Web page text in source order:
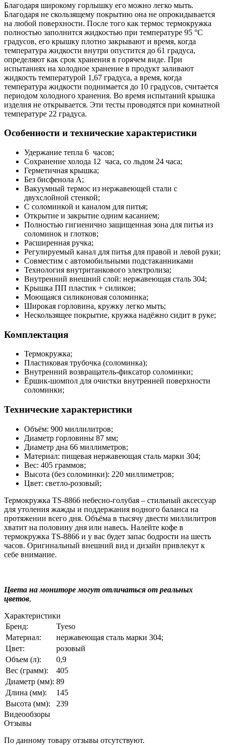
Благодаря широкому горлышку его можно легко мыть.
Благодаря не скользящему покрытию она не опрокидывается
на любой поверхности. После того как термос термокружка
полностью заполнится жидкостью при температуре 95 °C
градусов, его крышку плотно закрывают и время, когда
температура жидкости внутри опустится до 61 градуса,
определяют как срок хранения в горячем виде. При
испытаниях на холодное хранение в продукт заливают
жидкость температурой 1,67 градуса, а время, когда
температура жидкости поднимается до 10 градусов, считается
периодом холодного хранения. Во время испытаний крышка
изделия не открывается. Эти тесты проводятся при комнатной
температуре 22 градуса.
Особенности и технические характеристики
Удержание тепла 6 часов;
Сохранение холода 12 часа, со льдом 24 часа;
Герметичная крышка;
Без бисфенола А;
Вакуумный термос из нержавеющей стали с
двухслойной стенкой;
С соломинкой и каналом для питья;
Открытие и закрытие одним касанием;
Полностью гигиенично защищенная зона для питья из
соломинок и глотков;
Расширенная ручка;
Регулируемый канал для питья для правой и левой руки;
Совместим с автомобильными подстаканниками
Технология внутританкового электролиза;
Внутренний внешний слой: нержавеющая сталь 304;
Крышка ПП пластик + силикон;
Моющаяся силиконовая соломинка;
Широкая горловина, кружку легко мыть;
Нескользящее покрытие, кружка надёжно сидит в руке;
Комплектация
Термокружка;
Пластиковая трубочка (соломинка);
Внутренний возвращатель-фиксатор соломинки;
Ёршик-шомпол для очистки внутренней поверхности
соломинки;
Технические характеристики
Объём: 900 миллилитров;
Диаметр горловины 87 мм;
Диаметр дна 66 миллиметров;
Материал: пищевая нержавеющая сталь марки 304;
Вес: 405 граммов;
Высота (без соломинки): 220 миллиметров;
Цвет: светло-розовый;
Термокружка TS-8866 небесно-голубая – стильный аксессуар
для утоления жажды и поддержания водного баланса на
протяжении всего дня. Объёма в тысячу двести миллилитров
хватит на половину дня или навесь. Налейте кофе в
термокружка TS-8866 и у вас будет запас бодрости на шесть
часов. Оригинальный внешний вид и дизайн привлекут к
себе внимание.
Цвета на мониторе могут отличаться от реальных
цветов,
Характеристики
Бренд:
Tyeso
Материал:
нержавеющая сталь марки 304;
Цвет:
розовый
Объем (л):
0,9
Вес (грамм):
405
Диаметр (мм): 89
Длина (мм):
145
Высота (мм):
239
Видеообзоры
Отзывы
По данному товару отзывы отсутствуют.